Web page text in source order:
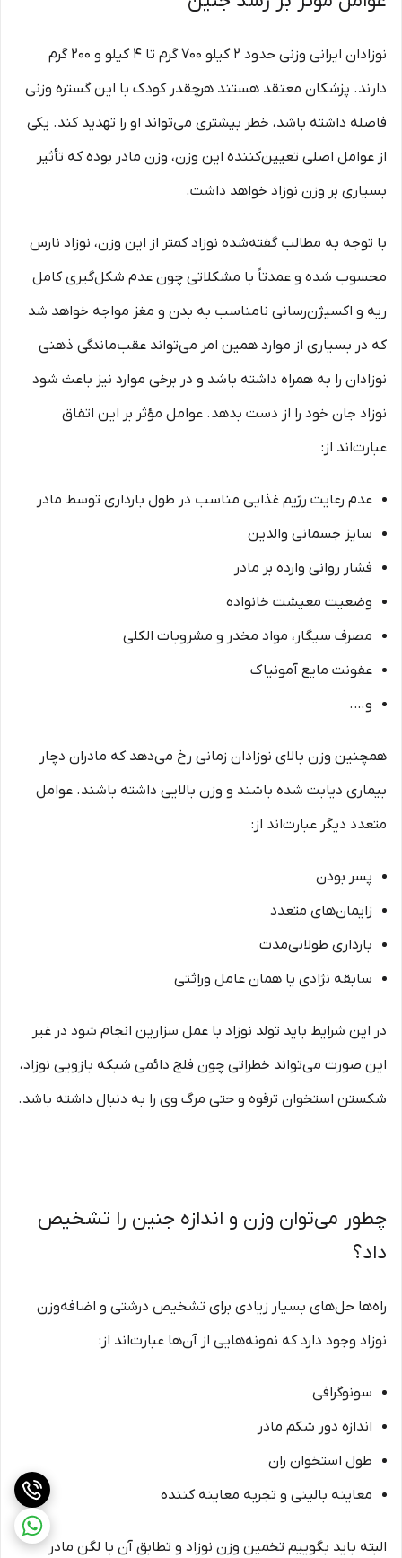
نوزادان ایرانی وزنی حدود 2 کیلو 700 گرم تا 4 کیلو و 200 گرم
دارند. پزشکان معتقد هستند هرچقدر کودک با این گستره وزنی
فاصله داشته باشد، خطر بیشتری می‌تواند او را تهدید کند. یکی
از عوامل اصلی تعیین‌کننده این وزن، وزن مادر بوده که تأثیر
بسیاری بر وزن نوزاد خواهد داشت.
با توجه به مطالب گفته‌شده نوزاد کمتر از این وزن، نوزاد نارس
محسوب شده و عمدتاً با مشکلاتی چون عدم شکل‌گیری کامل
ریه و اکسیژن‌رسانی نامناسب به بدن و مغز مواجه خواهد شد
که در بسیاری از موارد همین امر می‌تواند عقب‌ماندگی ذهنی
نوزادان را به همراه داشته باشد و در برخی موارد نیز باعث شود
نوزاد جان خود را از دست بدهد. عوامل مؤثر بر این اتفاق
عبارت‌اند از:
عدم رعایت رژیم غذایی مناسب در طول بارداری توسط مادر
سایز جسمانی والدین
فشار روانی وارده بر مادر
وضعیت معیشت خانواده
مصرف سیگار، مواد مخدر و مشروبات الکلی
عفونت مایع آمونیاک
و….
همچنین وزن بالای نوزادان زمانی رخ می‌دهد که مادران دچار
بیماری دیابت شده باشند و وزن بالایی داشته باشند. عوامل
متعدد دیگر عبارت‌اند از:
پسر بودن
زایمان‌های متعدد
بارداری طولانی‌مدت
سابقه نژادی یا همان عامل وراثتی
در این شرایط باید تولد نوزاد با عمل سزارین انجام شود در غیر
این صورت می‌تواند خطراتی چون فلج دائمی شبکه بازویی نوزاد،
شکستن استخوان ترقوه و حتی مرگ وی را به دنبال داشته باشد.
چطور می‌توان وزن و اندازه جنین را تشخیص
داد؟
راه‌ها حل‌های بسیار زیادی برای تشخیص درشتی و اضافه‌وزن
نوزاد وجود دارد که نمونه‌هایی از آن‌ها عبارت‌اند از:
سونوگرافی
اندازه دور شکم مادر
طول استخوان ران
معاینه بالینی و تجربه معاینه کننده
البته باید بگوییم تخمین وزن نوزاد و تطابق آن با لگن مادر